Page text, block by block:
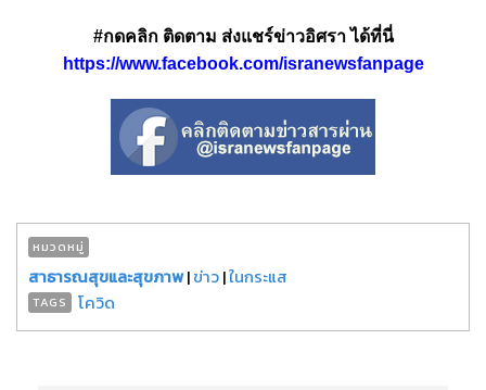
#กดคลิก ติดตาม ส่งแชร์ข่าวอิศรา ได้ที่นี่
https://www.facebook.com/isranewsfanpage
หมวดหมู่
สาธารณสุขและสุขภาพ|ข่าว|ในกระแส
TAGS โควิด